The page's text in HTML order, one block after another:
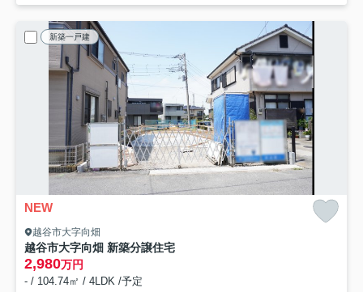
新築一戸建
NEW
越谷市大字向畑
越谷市大字向畑 新築分譲住宅
2,980万円
- / 104.74㎡ / 4LDK /予定